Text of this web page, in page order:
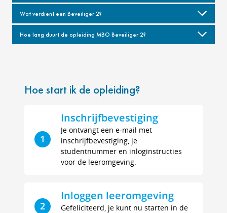
Wat verdient een Beveiliger 2?
Hoe lang duurt de opleiding MBO Beveiliger 2?
Hoe start ik de opleiding?
1
Inschrijfbevestiging
Je ontvangt een e-mail met
inschrijfbevestiging, je
studentnummer en inloginstructies
voor de leeromgeving.
2
Inloggen leeromgeving
Gefeliciteerd, je kunt nu starten in de